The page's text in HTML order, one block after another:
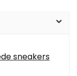
sneakers